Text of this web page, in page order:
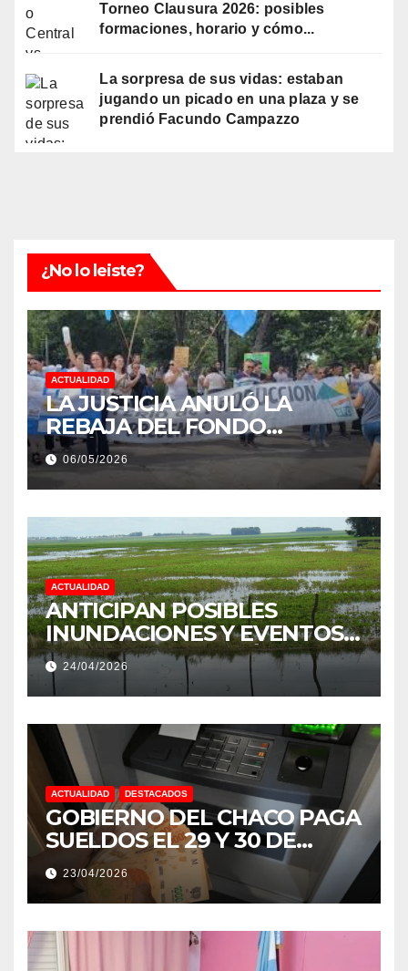
Torneo Clausura 2026: posibles
formaciones, horario y cómo...
La sorpresa de sus vidas: estaban
jugando un picado en una plaza y se
prendió Facundo Campazzo
¿No lo leiste?
ACTUALIDAD
LA JUSTICIA ANULÓ LA
REBAJA DEL FONDO
ESTÍMULO A EMPLEADOS DE
PRODUCCIÓN DE LA
PROVINCIA DEL CHACO
06/05/2026
ACTUALIDAD
ANTICIPAN POSIBLES
INUNDACIONES Y EVENTOS
EXTREMOS: “PODRÍA SER UN
NIÑO MUY IMPORTANTE”
24/04/2026
ACTUALIDAD DESTACADOS
GOBIERNO DEL CHACO PAGA
SUELDOS EL 29 Y 30 DE
ABRIL, CON EL 2% DE
AUMENTO
23/04/2026